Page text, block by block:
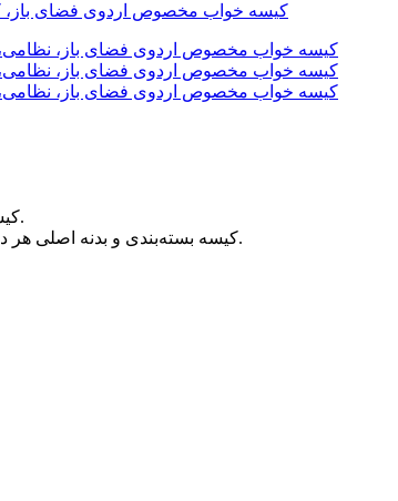
*کیسه خواب ضخیم با روکش استتار، قابل استفاده در کمپینگ‌های نظامی یا فضای باز.
*کیسه بسته‌بندی و بدنه اصلی هر دو از نظر استتار با هم مطابقت دارند و نگهداری بسته‌های بزرگ را راحت‌تر می‌کنند.